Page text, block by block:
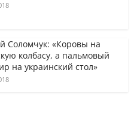
Соломчук: «Коровы на
колбасу, а пальмовый
на украинский стол»